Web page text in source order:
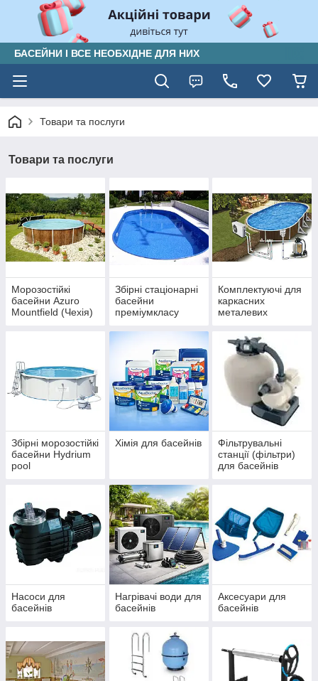
БАСЕЙНИ І ВСЕ НЕОБХІДНЕ ДЛЯ НИХ
Товари та послуги
Товари та послуги
Морозостійкі
басейни Azuro
Mountfield (Чехія)
Збірні стаціонарні
басейни
преміумкласу
(ЧЕХІЯ)
Комплектуючі для
каркасних
металевих
Збірні морозостійкі
басейни Hydrium
pool
Хімія для басейнів
Фільтрувальні
станції (фільтри)
для басейнів
Насоси для
басейнів
Нагрівачі води для
басейнів
Аксесуари для
басейнів